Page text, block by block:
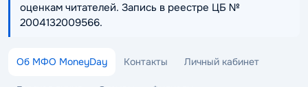
оценкам читателей. Запись в реестре ЦБ №
2004132009566.
Об МФО MoneyDay Контакты Личный кабинет